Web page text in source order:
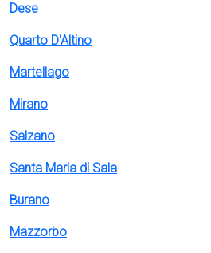
Dese
Quarto D'Altino
Martellago
Mirano
Salzano
Santa Maria di Sala
Burano
Mazzorbo